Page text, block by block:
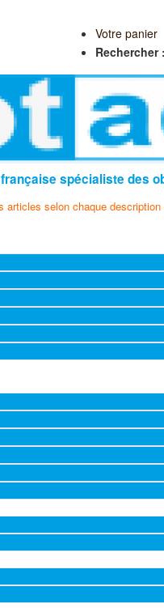
Votre panier
Rechercher :
spécialiste des
selon chaque